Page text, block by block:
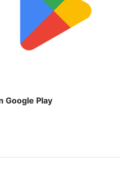
Google Play